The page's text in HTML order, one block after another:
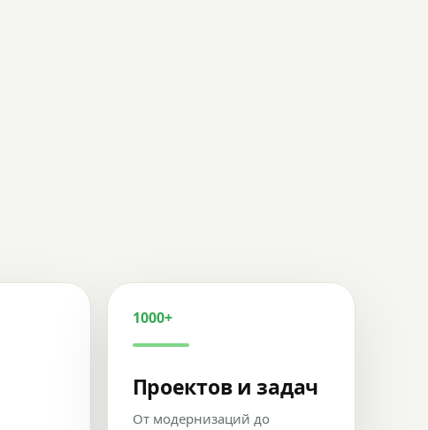
1000+
Проектов и задач
От модернизаций до